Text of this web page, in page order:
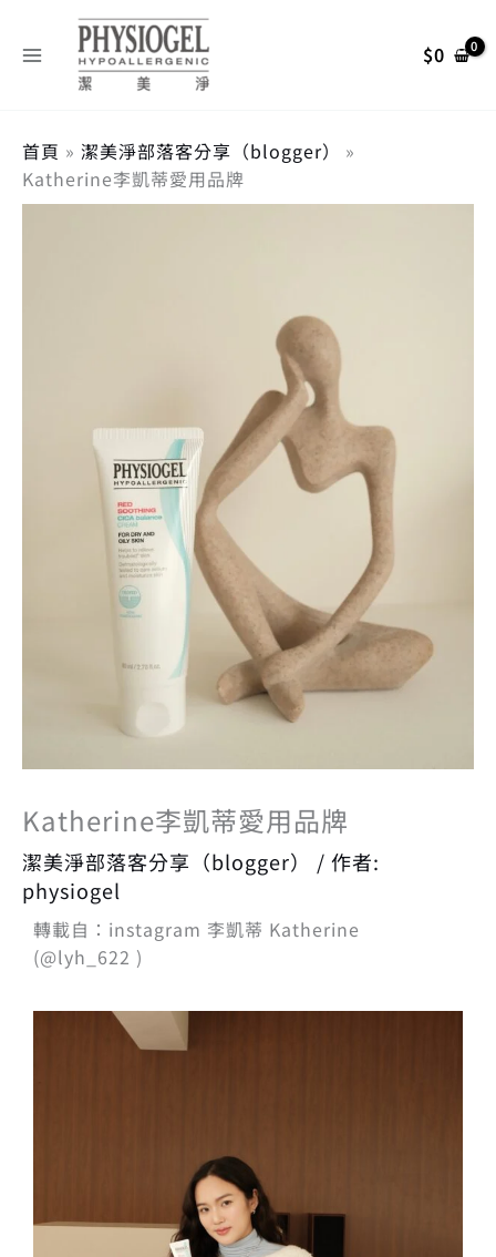
$0
首頁
潔美淨部落客分享（blogger）
Katherine李凱蒂愛用品牌
Katherine李凱蒂愛用品牌
潔美淨部落客分享（blogger）
/ 作者:
physiogel
轉載自：instagram ️️李凱蒂 Katherine
(@lyh_622 )
尋
字
: